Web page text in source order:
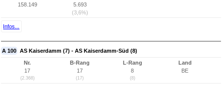
158.149
5.693
(3,6%)
Infos...
A 100 AS Kaiserdamm (7) - AS Kaiserdamm-Süd (8)
Nr.
17
(2.368)
B-Rang
17
(17)
L-Rang
8
(8)
Land
BE